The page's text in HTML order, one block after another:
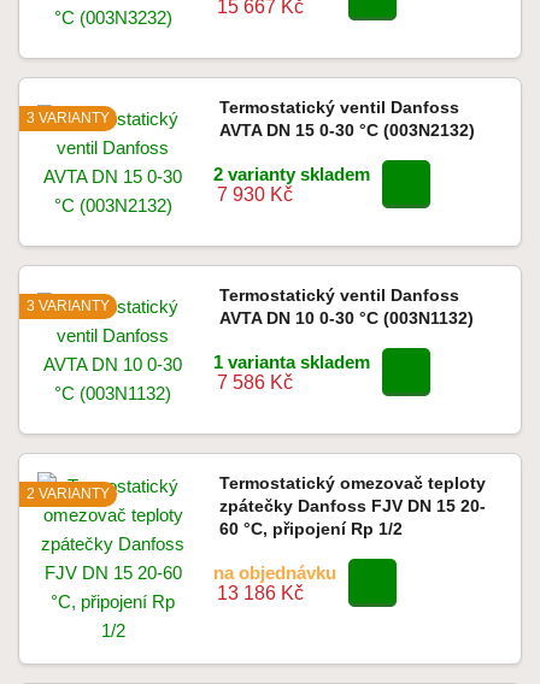
15 667 Kč
Termostatický ventil Danfoss
AVTA DN 15 0-30 °C (003N2132)
2 varianty skladem
7 930 Kč
3 VARIANTY
Termostatický ventil Danfoss
AVTA DN 10 0-30 °C (003N1132)
1 varianta skladem
7 586 Kč
3 VARIANTY
Termostatický omezovač teploty
zpátečky Danfoss FJV DN 15 20-
60 °C, připojení Rp 1/2
na objednávku
13 186 Kč
2 VARIANTY